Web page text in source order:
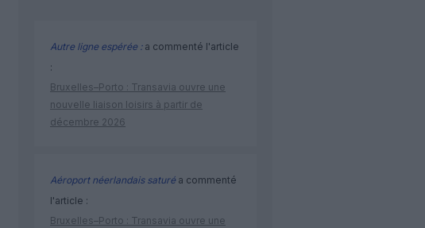
Autre ligne espérée :a commenté l'article
:
Bruxelles–Porto : Transavia ouvre une
nouvelle liaison loisirs à partir de
décembre 2026
Aéroport néerlandais saturéa commenté
l'article :
Bruxelles–Porto : Transavia ouvre une